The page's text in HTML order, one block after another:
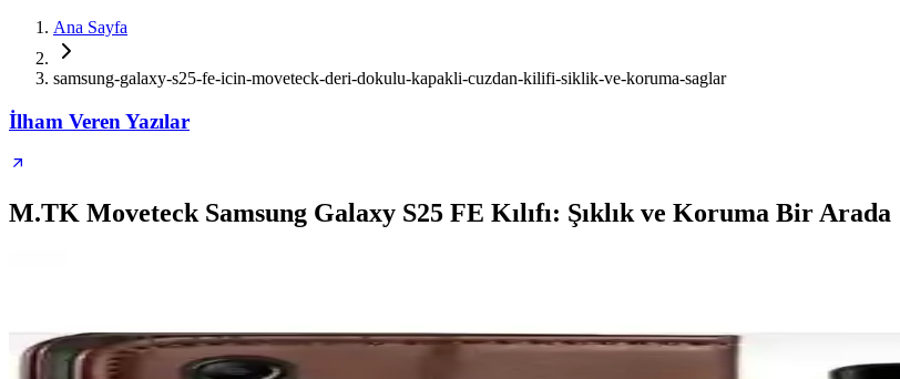
Ana Sayfa
samsung-galaxy-s25-fe-icin-moveteck-deri-dokulu-kapakli-cuzdan-kilifi-siklik-ve-koruma-saglar
İlham Veren Yazılar
M.TK Moveteck Samsung Galaxy S25 FE Kılıfı: Şıklık ve Koruma Bir Arada